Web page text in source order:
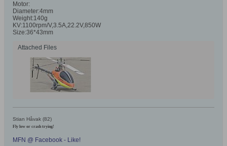
Motor:
Diameter:4mm
Weight:140g
KV:1100rpm/V,3.5A,22.2V,850W
Size:36*43mm
Attached Files
Stian Håvak (82)
Fly low or crash trying!
MFN @ Facebook - Like!